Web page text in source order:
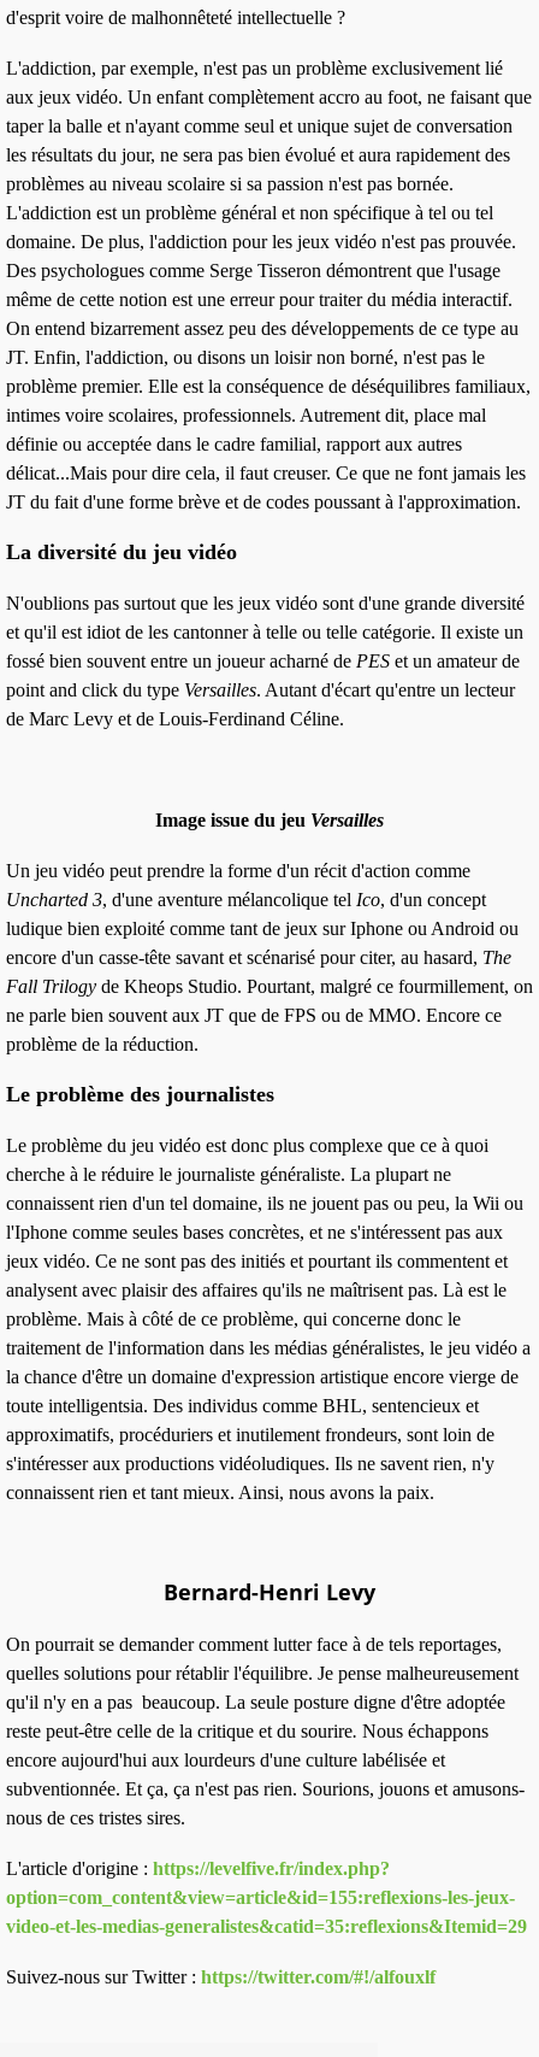
d'esprit voire de malhonnêteté intellectuelle ?
L'addiction, par exemple, n'est pas un problème exclusivement lié
aux jeux vidéo. Un enfant complètement accro au foot, ne faisant que
taper la balle et n'ayant comme seul et unique sujet de conversation
les résultats du jour, ne sera pas bien évolué et aura rapidement des
problèmes au niveau scolaire si sa passion n'est pas bornée.
L'addiction est un problème général et non spécifique à tel ou tel
domaine. De plus, l'addiction pour les jeux vidéo n'est pas prouvée.
Des psychologues comme Serge Tisseron démontrent que l'usage
même de cette notion est une erreur pour traiter du média interactif.
On entend bizarrement assez peu des développements de ce type au
JT. Enfin, l'addiction, ou disons un loisir non borné, n'est pas le
problème premier. Elle est la conséquence de déséquilibres familiaux,
intimes voire scolaires, professionnels. Autrement dit, place mal
définie ou acceptée dans le cadre familial, rapport aux autres
délicat...Mais pour dire cela, il faut creuser. Ce que ne font jamais les
JT du fait d'une forme brève et de codes poussant à l'approximation.
La diversité du jeu vidéo
N'oublions pas surtout que les jeux vidéo sont d'une grande diversité
et qu'il est idiot de les cantonner à telle ou telle catégorie. Il existe un
fossé bien souvent entre un joueur acharné de PES et un amateur de
point and click du type Versailles. Autant d'écart qu'entre un lecteur
de Marc Levy et de Louis-Ferdinand Céline.
Image issue du jeu Versailles
Un jeu vidéo peut prendre la forme d'un récit d'action comme
Uncharted 3, d'une aventure mélancolique tel Ico, d'un concept
ludique bien exploité comme tant de jeux sur Iphone ou Android ou
encore d'un casse-tête savant et scénarisé pour citer, au hasard, The
Fall Trilogy de Kheops Studio. Pourtant, malgré ce fourmillement, on
ne parle bien souvent aux JT que de FPS ou de MMO. Encore ce
problème de la réduction.
Le problème des journalistes
Le problème du jeu vidéo est donc plus complexe que ce à quoi
cherche à le réduire le journaliste généraliste. La plupart ne
connaissent rien d'un tel domaine, ils ne jouent pas ou peu, la Wii ou
l'Iphone comme seules bases concrètes, et ne s'intéressent pas aux
jeux vidéo. Ce ne sont pas des initiés et pourtant ils commentent et
analysent avec plaisir des affaires qu'ils ne maîtrisent pas. Là est le
problème. Mais à côté de ce problème, qui concerne donc le
traitement de l'information dans les médias généralistes, le jeu vidéo a
la chance d'être un domaine d'expression artistique encore vierge de
toute intelligentsia. Des individus comme BHL, sentencieux et
approximatifs, procéduriers et inutilement frondeurs, sont loin de
s'intéresser aux productions vidéoludiques. Ils ne savent rien, n'y
connaissent rien et tant mieux. Ainsi, nous avons la paix.
Bernard-Henri Levy
On pourrait se demandercomment lutterface à de tels reportages,
quelles solutions pour rétablir l'équilibre. Je pense malheureusement
qu'il n'y en a pas beaucoup. La seule posture digne d'être adoptée
reste peut-être celle de la critique et du sourire. Nous échappons
encore aujourd'hui aux lourdeurs d'une culture labélisée et
subventionnée. Et ça, ça n'est pas rien. Sourions, jouons et amusons-
nous de ces tristes sires.
L'article d'origine : https://levelfive.fr/index.php?
option=com_content&view=article&id=155:reflexions-les-jeux-
video-et-les-medias-generalistes&catid=35:reflexions&Itemid=29
Suivez-nous sur Twitter : https://twitter.com/#!/alfouxlf